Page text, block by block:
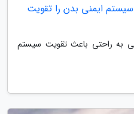
ایمنی بدن را تقویت
به راحتی باعث تقویت سیستم